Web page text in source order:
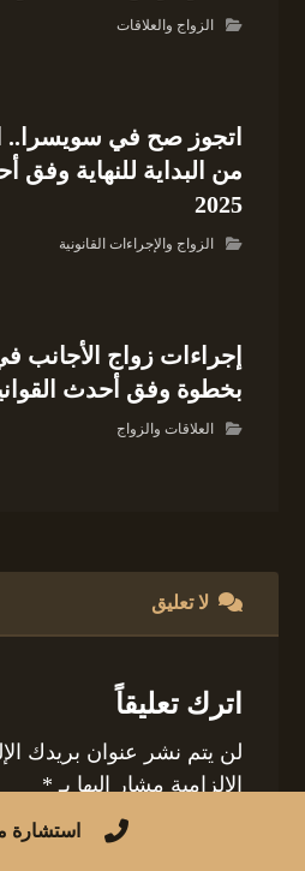
الزواج والعلاقات
اتجوز صح في سويسرا..
من البداية للنهاية وفق
2025
الزواج والإجراءات القانونية
إجراءات زواج الأجانب
بخطوة وفق أحدث القوانين
العلاقات والزواج
لا تعليق
اترك تعليقاً
لن يتم نشر عنوان بريدك
الإلزامية مشار إليها بـ *
استشارة